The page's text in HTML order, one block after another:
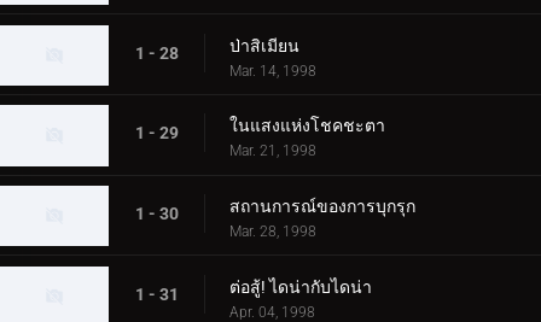
1 - 28 ป่าสิเมียน
Mar. 14, 1998
1 - 29 ในแสงแห่งโชคชะตา
Mar. 21, 1998
1 - 30 สถานการณ์ของการบุกรุก
Mar. 28, 1998
1 - 31 ต่อสู้! ไดน่ากับไดน่า
Apr. 04, 1998